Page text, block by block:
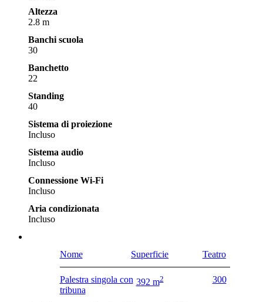
Altezza
2.8 m
Banchi scuola
30
Banchetto
22
Standing
40
Sistema di proiezione
Incluso
Sistema audio
Incluso
Connessione Wi-Fi
Incluso
Aria condizionata
Incluso
Nome Superficie Teatro
Palestra singola con
tribuna
392 m2 300